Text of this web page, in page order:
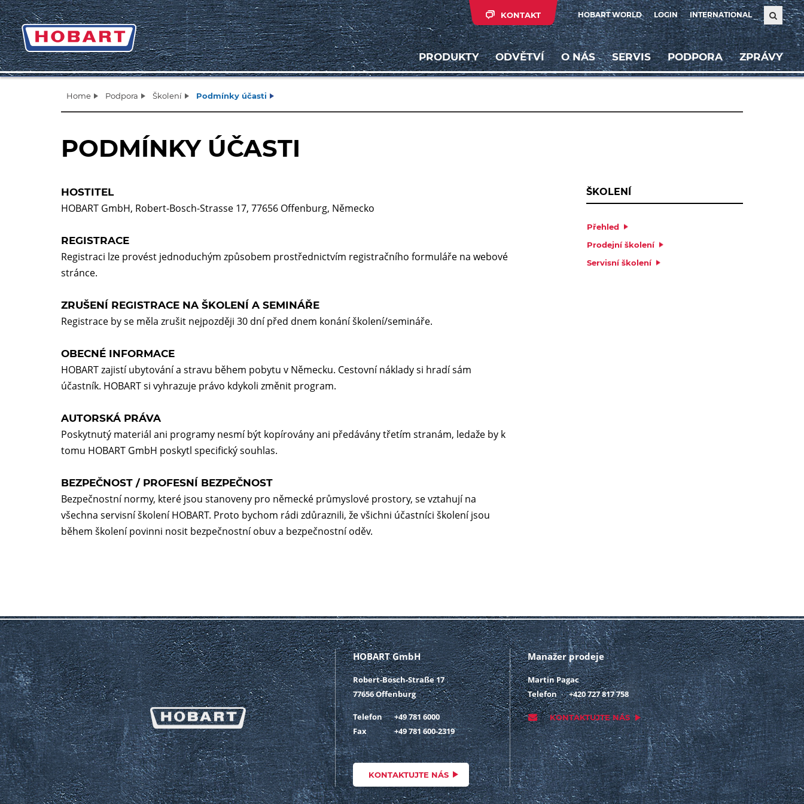
HOBART WORLD LOGIN INTERNATIONAL
KONTAKT
PRODUKTY ODVĚTVÍ O NÁS SERVIS PODPORA ZPRÁVY
Home Podpora Školení Podmínky účasti
PODMÍNKY ÚČASTI
HOSTITEL
HOBART GmbH, Robert-Bosch-Strasse 17, 77656 Offenburg, Německo
REGISTRACE
Registraci lze provést jednoduchým způsobem prostřednictvím registračního formuláře na webové
stránce.
ZRUŠENÍ REGISTRACE NA ŠKOLENÍ A SEMINÁŘE
Registrace by se měla zrušit nejpozději 30 dní před dnem konání školení/semináře.
OBECNÉ INFORMACE
HOBART zajistí ubytování a stravu během pobytu v Německu. Cestovní náklady si hradí sám
účastník. HOBART si vyhrazuje právo kdykoli změnit program.
AUTORSKÁ PRÁVA
Poskytnutý materiál ani programy nesmí být kopírovány ani předávány třetím stranám, ledaže by k
tomu HOBART GmbH poskytl specifický souhlas.
BEZPEČNOST / PROFESNÍ BEZPEČNOST
Bezpečnostní normy, které jsou stanoveny pro německé průmyslové prostory, se vztahují na
všechna servisní školení HOBART. Proto bychom rádi zdůraznili, že všichni účastníci školení jsou
během školení povinni nosit bezpečnostní obuv a bezpečnostní oděv.
ŠKOLENÍ
Přehled
Prodejní školení
Servisní školení
HOBART GmbH
Robert-Bosch-Straße 17
77656 Offenburg
Telefon
+49 781 6000
Fax
+49 781 600-2319
KONTAKTUJTE NÁS
Manažer prodeje
Martin Pagac
Telefon
+420 727 817 758
KONTAKTUJTE NÁS